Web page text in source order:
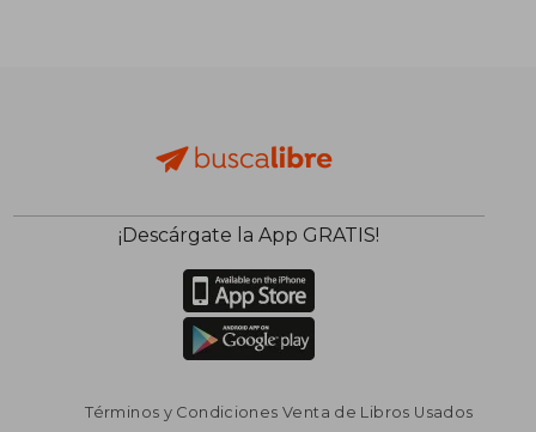
¡Descárgate la App GRATIS!
Términos y Condiciones Venta de Libros Usados